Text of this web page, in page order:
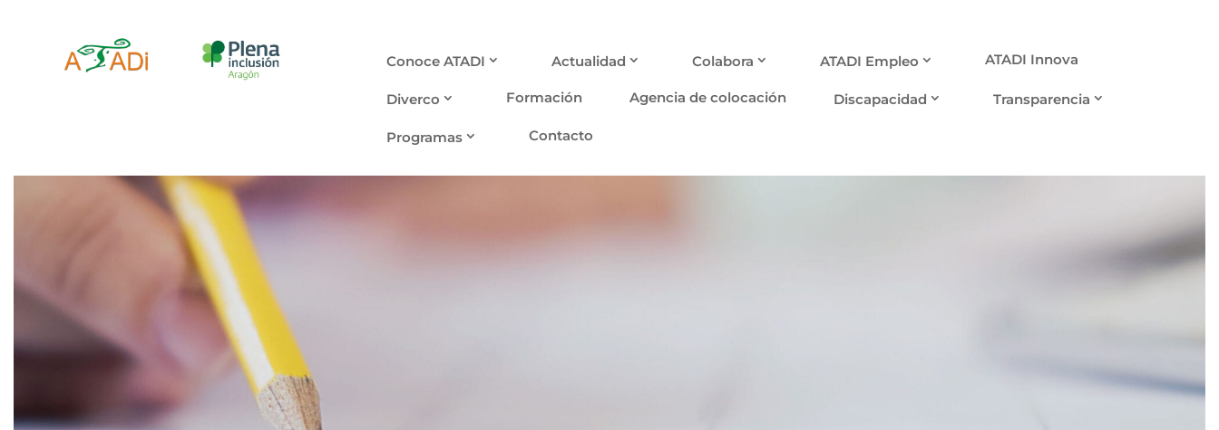
Conoce ATADI Actualidad Colabora ATADI Empleo ATADI Innova
Diverco Formación Agencia de colocación Discapacidad Transparencia
Programas Contacto